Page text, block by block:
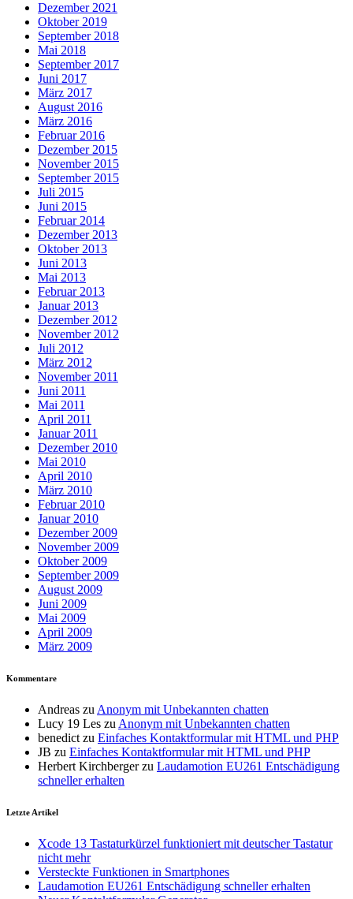
Dezember 2021
Oktober 2019
September 2018
Mai 2018
September 2017
Juni 2017
März 2017
August 2016
März 2016
Februar 2016
Dezember 2015
November 2015
September 2015
Juli 2015
Juni 2015
Februar 2014
Dezember 2013
Oktober 2013
Juni 2013
Mai 2013
Februar 2013
Januar 2013
Dezember 2012
November 2012
Juli 2012
März 2012
November 2011
Juni 2011
Mai 2011
April 2011
Januar 2011
Dezember 2010
Mai 2010
April 2010
März 2010
Februar 2010
Januar 2010
Dezember 2009
November 2009
Oktober 2009
September 2009
August 2009
Juni 2009
Mai 2009
April 2009
März 2009
Kommentare
Andreas zu Anonym mit Unbekannten chatten
Lucy 19 Les zu Anonym mit Unbekannten chatten
benedict zu Einfaches Kontaktformular mit HTML und PHP
JB zu Einfaches Kontaktformular mit HTML und PHP
Herbert Kirchbergerzu Laudamotion EU261 Entschädigung
schneller erhalten
Letzte Artikel
Xcode 13 Tastaturkürzel funktioniert mit deutscher Tastatur
nicht mehr
Versteckte Funktionen in Smartphones
Laudamotion EU261 Entschädigung schneller erhalten